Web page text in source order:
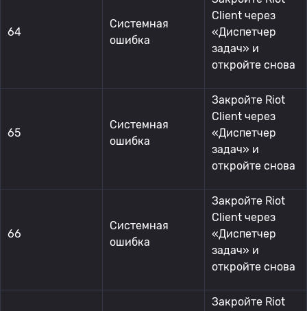
64
Системная
ошибка
Client через
«Диспетчер
задач» и
откройте снова
65
Системная
ошибка
Закройте Riot
Client через
«Диспетчер
задач» и
откройте снова
66
Системная
ошибка
Закройте Riot
Client через
«Диспетчер
задач» и
откройте снова
Закройте Riot